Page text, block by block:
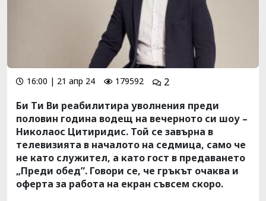
16:00 | 21 апр 24 179592
2
Би Ти Ви реабилитира уволнения преди
половин година водещ на вечерното си шоу –
Николаос Цитиридис. Той се завърна в
телевизията в началото на седмица, само че
не като служител, а като гост в предаването
„Преди обед”. Говори се, че гръкът очаква и
оферта за работа на екран съвсем скоро.